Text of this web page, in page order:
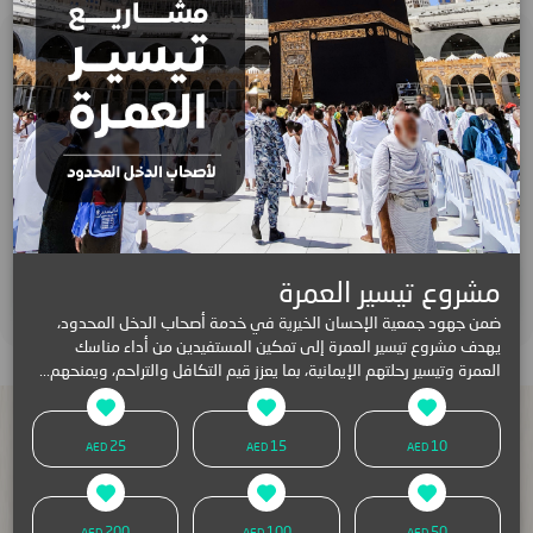
مشاريع شخصية
مشاريع الرعاية
المركزالاعلامي اظهار الكل
مشروع تيسير العمرة
ضمن جهود جمعية الإحسان الخيرية في خدمة أصحاب الدخل المحدود،
يهدف مشروع تيسير العمرة إلى تمكين المستفيدين من أداء مناسك
العمرة وتيسير رحلتهم الإيمانية، بما يعزز قيم التكافل والتراحم، ويمنحهم...
10
15
25
AED